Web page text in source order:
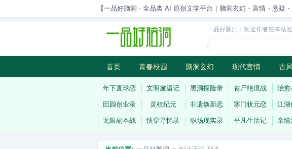
【一品好脑洞 - 全品类 AI 原创文学平台｜脑洞玄幻・言情・悬疑
一品好脑洞：欢迎作者在本站
首页 青春校园 脑洞玄幻 现代言情 古
历史权谋 武侠江湖 灵异志怪 连载
年下直球恋 文明邂逅记 黑洞探险录 丧尸绝境战 治愈
田园创业录 灵植纪元 非遗焕新恋 寒门状元恋 江湖
无限副本战 快穿寻忆录 职场现实录 平凡生活记 亲情